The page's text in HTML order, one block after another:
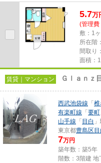
5.7万
(管理費
敷：1
所在階
間取り
面積：
賃貸｜マンション Ｇｌａｎｚ
西武池袋線 「
有楽町線 「 要町
山手線 「 目白
東京都豊島区
7万円
築年数：築5年
階数：3階建 地